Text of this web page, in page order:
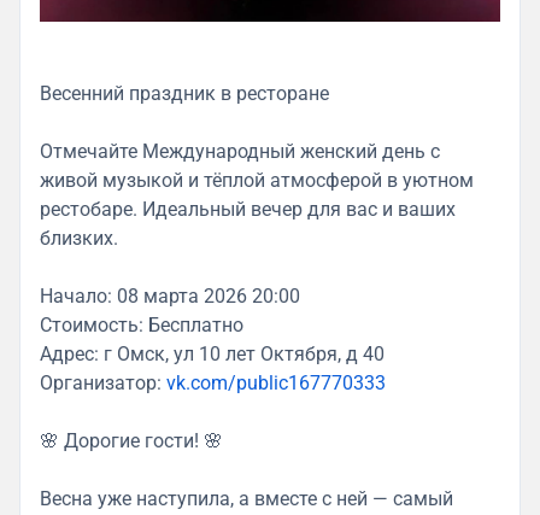
Весенний праздник в ресторане
Отмечайте Международный женский день с
живой музыкой и тёплой атмосферой в уютном
рестобаре. Идеальный вечер для вас и ваших
близких.
Начало: 08 марта 2026 20:00
Стоимость: Бесплатно
Адрес: г Омск, ул 10 лет Октября, д 40
Организатор: vk.com/public167770333
🌸 Дорогие гости! 🌸
Весна уже наступила, а вместе с ней — самый